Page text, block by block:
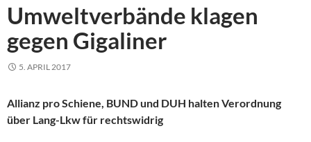
Umweltverbände klagen
gegen Gigaliner
5. APRIL 2017
Allianz pro Schiene, BUND und DUH halten Verordnung
über Lang-Lkw für rechtswidrig